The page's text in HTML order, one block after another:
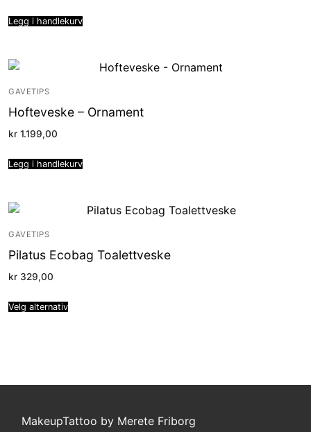
Legg i handlekurv
GAVETIPS
Hofteveske – Ornament
kr 1.199,00
Legg i handlekurv
GAVETIPS
Pilatus Ecobag Toalettveske
kr 329,00
Velg alternativ
MakeupTattoo by Merete Friborg